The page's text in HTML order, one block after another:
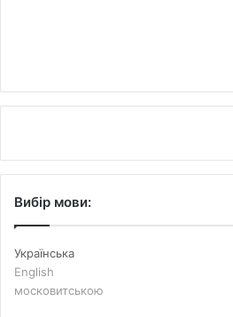
Вибір мови:
Українська
English
московитською